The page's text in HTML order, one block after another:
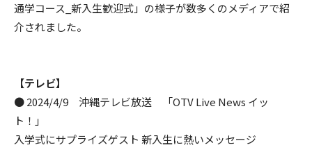
通学コース_新入生歓迎式」の様子が数多くのメディアで紹
介されました。
【テレビ】
● 2024/4/9 沖縄テレビ放送 「OTV Live News イッ
ト！」
入学式にサプライズゲスト 新入生に熱いメッセージ